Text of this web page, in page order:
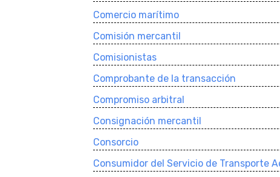
Comercio marí­timo
Comisión mercantil
Comisionistas
Comprobante de la transacción
Compromiso arbitral
Consignación mercantil
Consorcio
Consumidor del Servicio de Transporte